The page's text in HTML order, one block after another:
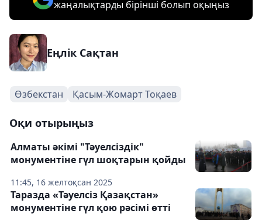
жаңалықтарды бірінші болып оқыңыз
Еңлік Сақтан
Өзбекстан Қасым-Жомарт Тоқаев
Оқи отырыңыз
11:45, 16 желтоқсан 2025
Алматы әкімі "Тәуелсіздік"
монументіне гүл шоқтарын қойды
Таразда «Тәуелсіз Қазақстан»
монументіне гүл қою рәсімі өтті